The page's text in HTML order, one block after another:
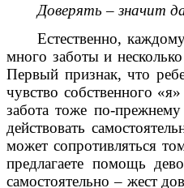
Доверять– значит
Естественно,
много заботы и
Первый признак, что
чувство собственного
забота тоже по-
действовать
может сопротивляться
предлагаете помощь
самостоятельно – жест